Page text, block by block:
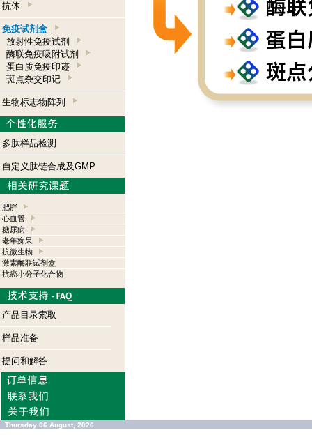
抗体
免疫试剂盒
放射性免疫试剂
酶联免疫吸附试剂
蛋白质免疫印迹
斑点杂交印记
生物标志物阵列
多肽样品检测
自定义肽链合成及GMP
肥胖
心血管
糖尿病
老年痴呆
抗微生物
激素酶联试剂盒
抗癌小分子化合物
产品目录索取
样品准备
提问和解答
Thursday 06 August, 2026